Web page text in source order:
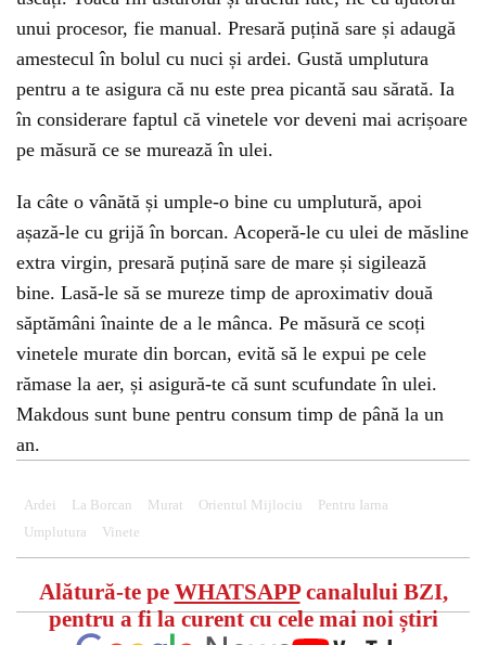
unui procesor, fie manual. Presară puțină sare și adaugă
amestecul în bolul cu nuci și ardei. Gustă umplutura
pentru a te asigura că nu este prea picantă sau sărată. Ia
în considerare faptul că vinetele vor deveni mai acrișoare
pe măsură ce se murează în ulei.
Ia câte o vânătă și umple-o bine cu umplutură, apoi
așază-le cu grijă în borcan. Acoperă-le cu ulei de măsline
extra virgin, presară puțină sare de mare și sigilează
bine. Lasă-le să se mureze timp de aproximativ două
săptămâni înainte de a le mânca. Pe măsură ce scoți
vinetele murate din borcan, evită să le expui pe cele
rămase la aer, și asigură-te că sunt scufundate în ulei.
Makdous sunt bune pentru consum timp de până la un
an.
Ardei La Borcan Murat Orientul Mijlociu
Pentru Iarna
Umplutura
Vinete
Alătură-te pe WHATSAPPcanalului BZI,
pentru a fi la curent cu cele mai noi știri